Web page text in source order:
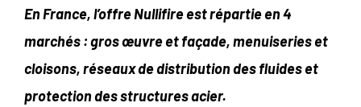
En France, l’offre Nullifire est répartie en 4
marchés : gros œuvre et façade, menuiseries et
cloisons, réseaux de distribution des fluides et
protection des structures acier.